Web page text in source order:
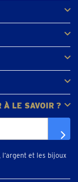
À LE SAVOIR ?
et les bijoux